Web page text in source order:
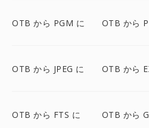
OTB から PGM に OTB から
OTB から JPEG に OTB から
OTB から FTS に OTB から